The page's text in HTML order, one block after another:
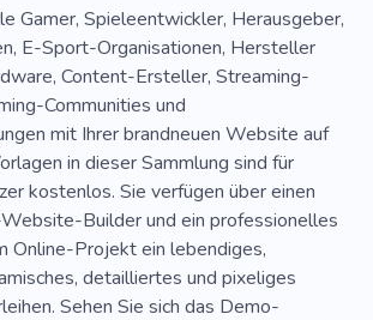
Persönlich
Blog
Gamer, Spieleentwickler, Herausgeber,
E-Sport-Organisationen, Hersteller
Content-Ersteller, Streaming-
Communities und
mit Ihrer brandneuen Website auf
in dieser Sammlung sind für
kostenlos. Sie verfügen über einen
Builder und ein professionelles
Online-Projekt ein lebendiges,
detailliertes und pixeliges
Sehen Sie sich das Demo-